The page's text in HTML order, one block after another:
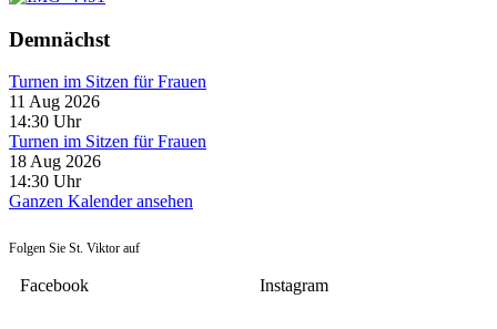
Demnächst
Turnen im Sitzen für Frauen
11 Aug 2026
14:30 Uhr
Turnen im Sitzen für Frauen
18 Aug 2026
14:30 Uhr
Ganzen Kalender ansehen
Folgen Sie St. Viktor auf
Facebook Instagram